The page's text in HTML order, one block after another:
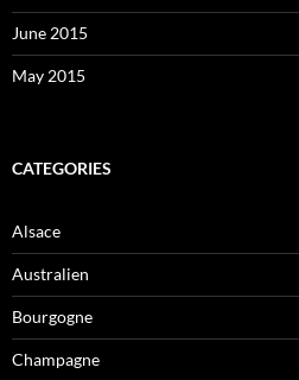
June 2015
May 2015
CATEGORIES
Alsace
Australien
Bourgogne
Champagne